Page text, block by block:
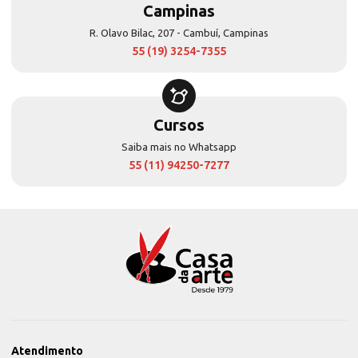
Campinas
R. Olavo Bilac, 207 - Cambuí, Campinas
55 (19) 3254-7355
Cursos
Saiba mais no Whatsapp
55 (11) 94250-7277
Atendimento